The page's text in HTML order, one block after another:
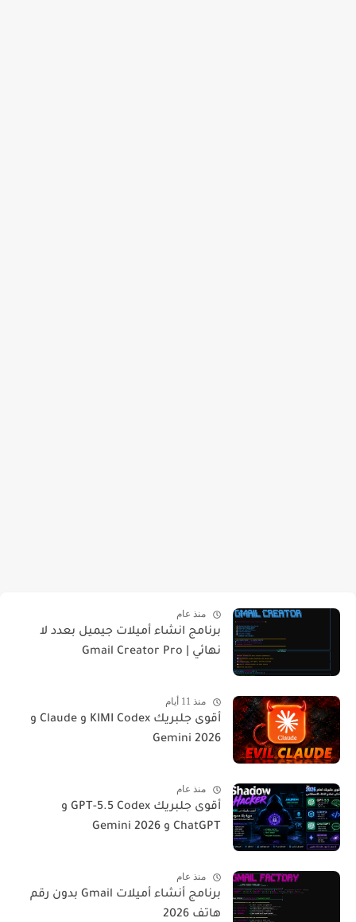
منذ عام
برنامج انشاء أميلات جيميل بعدد لا
نهائي | Gmail Creator Pro
منذ 11 أيام
أقوى جلبريك KIMI Codex و Claude و
Gemini 2026
منذ عام
أقوى جلبريك GPT-5.5 Codex و
ChatGPT و Gemini 2026
منذ عام
برنامج أنشاء أميلات Gmail بدون رقم
هاتف 2026